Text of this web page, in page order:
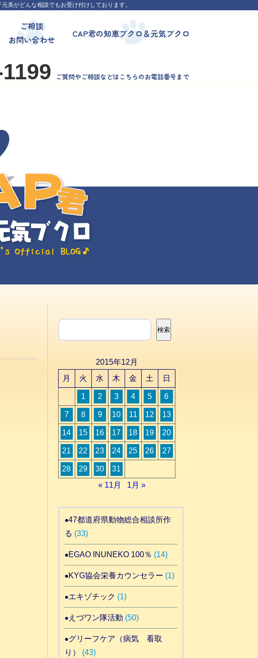
美がどんな相談でもお受け付けしております。
ご相談
お問い合わせ
CAP君の知恵ブクロ＆元気ブクロ
ご質問やご相談などはこちらのお電話番号まで
検索
検索
2015年12月
月
火 水 木 金 土 日
1 2 3 4 5 6
7 8 9 10 11 12 13
14 15 16 17 18 19 20
21 22 23 24 25 26 27
28 29 30
31
« 11月
1月 »
47都道府県動物総合相談所作
る (33)
EGAO INUNEKO 100％ (14)
KYG協会栄養カウンセラー (1)
エキゾチック (1)
えづワン隊活動 (50)
グリーフケア（病気 看取
り）
(43)